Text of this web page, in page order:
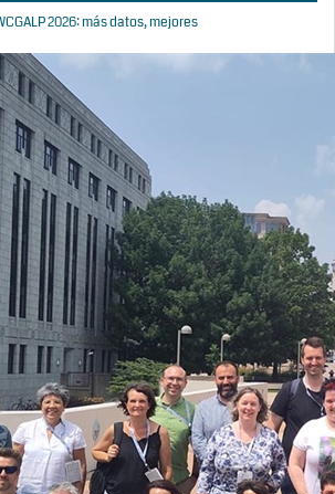
2026: más datos, mejores